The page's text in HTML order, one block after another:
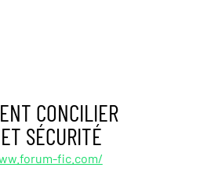
CONCILIER
SÉCURITÉ
fic.com/